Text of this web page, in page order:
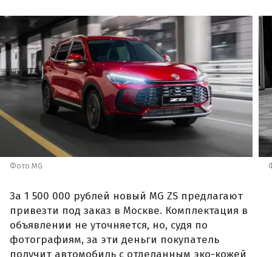
Фото MG
За 1 500 000 рублей новый MG ZS предлагают
привезти под заказ в Москве. Комплектация в
объявлении не уточняется, но, судя по
фотографиям, за эти деньги покупатель
получит автомобиль с отделанным эко-кожей